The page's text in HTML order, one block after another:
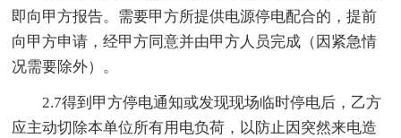
即向甲方报告。需要甲方所提供电源停电配合的，提前
向甲方申请，经甲方同意并由甲方人员完成（因紧急情
况需要除外）。
2.7得到甲方停电通知或发现现场临时停电后，乙方
应主动切除本单位所有用电负荷，以防止因突然来电造